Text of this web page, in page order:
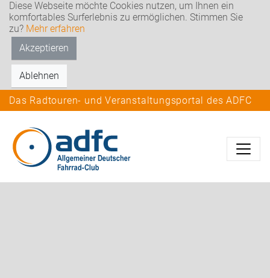
Diese Webseite möchte Cookies nutzen, um Ihnen ein
komfortables Surferlebnis zu ermöglichen. Stimmen Sie
zu? Mehr erfahren
Akzeptieren
Ablehnen
Das Radtouren- und Veranstaltungsportal des ADFC